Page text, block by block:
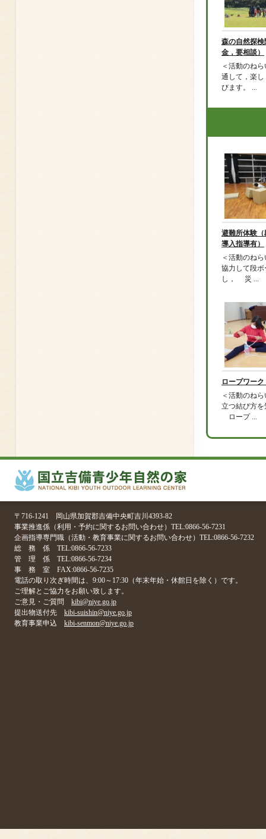
森の自然探
金，要相談）
＜活動のね
通して，楽
びます。 ...
避難所体験
導入指導有）
＜活動のね
協力して段
し， 災 ...
ロープワー
＜活動のね
立つ結び方
ロープ ...
〒716-1241 岡山県加賀郡吉備中央町吉川4393-82
事業推進係（利用・予約に関するお問い合わせ）TEL:0866-56-7231
企画指導専門職（活動・教育事業に関するお問い合わせ）TEL:0866-56-7232
総 務 係 TEL:0866-56-7233
管 理 係 TEL:0866-56-7234
事 務 室 FAX:0866-56-7235
電話の取り次ぎ時間は、9:00～17:30（年末年始・休館日を除く）です。
ご理解とご協力をお願い致します。
ご意見・ご質問 kibi@niye.go.jp
提出物送付先 kibi-suishin@niye.go.jp
教育事業申込 kibi-senmon@niye.go.jp